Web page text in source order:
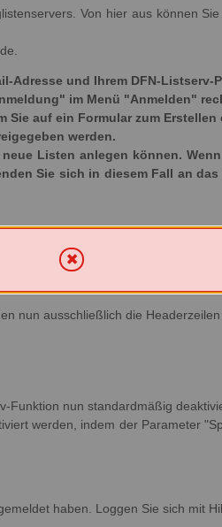
Von hier aus können
Adresse und Ihrem DFN-Listserv-
im Menü "Anmelden"
auf ein Formular zum
werden.
Listen anlegen können.
Sie sich in diesem Fall an
nun ausschließlich die Headerzeilen
Funktion nun standardmäßig
werden, indem der Parameter
haben. Loggen Sie sich mit